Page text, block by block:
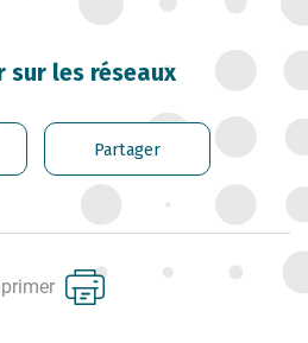
CONTRACTUELS
EMPLOI TERRITORIAL
SANTÉ ET PRÉVENTION DES
MISSION ARCHIVAGE
sur les réseaux
Partager